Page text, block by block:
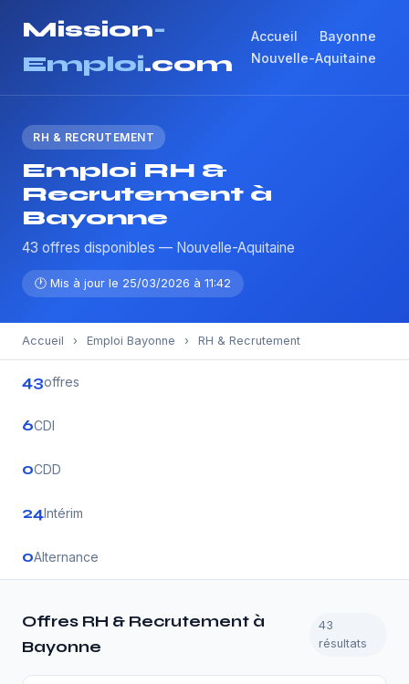
Mission-
Emploi.com
Accueil
Bayonne
Nouvelle-Aquitaine
RH & RECRUTEMENT
Emploi RH &
Recrutement à
Bayonne
43 offres disponibles — Nouvelle-Aquitaine
🕐 Mis à jour le 25/03/2026 à 11:42
Accueil › Emploi Bayonne › RH & Recrutement
43offres
6CDI
0CDD
24Intérim
0Alternance
Offres RH & Recrutement à
Bayonne
43
résultats